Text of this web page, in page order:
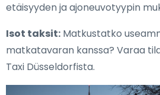
etäisyyden ja ajoneuvotyypin
Isot taksit: Matkustatko
matkatavaran kanssa? Varaa
Taxi Düsseldorfista.